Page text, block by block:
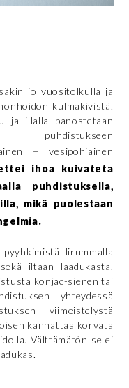
jo vuositolkulla ja
kulmakivistä.
ja illalla panostetaan
+ vesipohjainen
ihoa kuivateta
puhdistuksella,
mikä puolestaan
lirummalla
iltaan laadukasta,
konjac-sienen tai
yhteydessä
viimeistelystä
kannattaa korvata
Välttämätön se ei